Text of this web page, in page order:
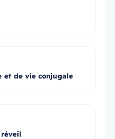
et de vie conjugale